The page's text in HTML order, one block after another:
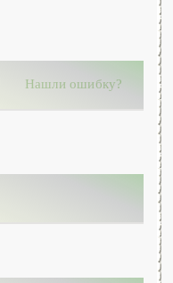
Нашли ошибку?